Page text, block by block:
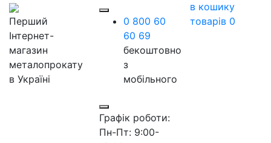
Перший
Інтернет-
магазин
металопрокату
в Україні
0 800 60
60 69
бекоштовно
з
мобільного
Графік роботи:
Пн-Пт: 9:00-
в кошику
товарів 0